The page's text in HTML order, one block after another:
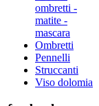
ombretti -
matite -
mascara
Ombretti
Pennelli
Struccanti
Viso dolomia